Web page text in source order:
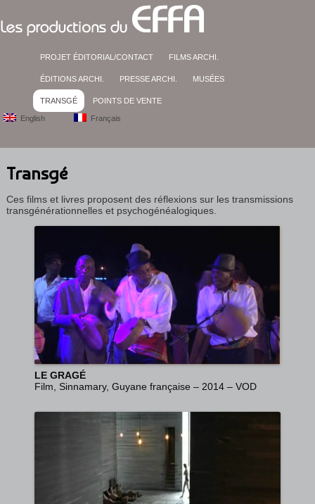
PROJET ÉDITORIAL/CONTACT FILMS ARCHI.
ÉDITIONS ARCHI. PRESSE ARCHI. MUSÉES
TRANSGÉ POINTS DE VENTE
English Français
Transgé
Ces films et livres proposent des réflexions sur les transmissions
transgénérationnelles et psychogénéalogiques.
LE GRAGÉ
Film, Sinnamary, Guyane française – 2014 – VOD